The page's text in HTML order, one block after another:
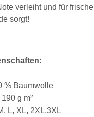
verleiht und für frische
sorgt!
% Baumwolle
190 g m²
L, XL, 2XL,3XL